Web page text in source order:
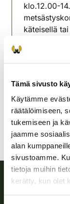
Tämä sivusto
Käytämme
räätälöimiseen,
tukemiseen ja
jaamme
alan
sivustoamme.
tietoja muihin
kerätty, kun olet
klo.12.00-
käteisellä